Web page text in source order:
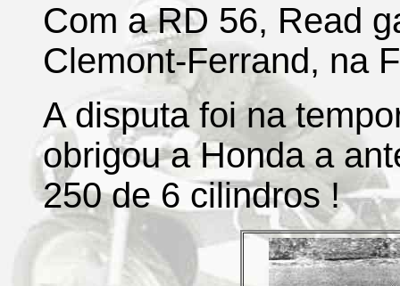
Com a RD 56, Read
Clemont-Ferrand, na
A disputa foi na
obrigou a Honda a
250 de 6 cilindros !